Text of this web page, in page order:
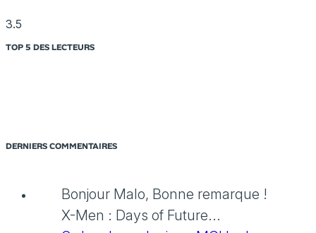
3.5
TOP 5 DES LECTEURS
DERNIERS COMMENTAIRES
Bonjour Malo, Bonne remarque !
X-Men : Days of Future...